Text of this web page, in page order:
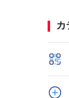
カ